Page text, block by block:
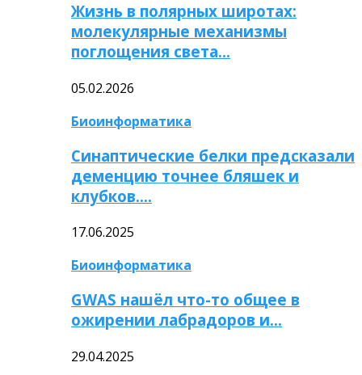
Жизнь в полярных широтах:
молекулярные механизмы
поглощения света…
05.02.2026
Биоинформатика
Синаптические белки предсказали
деменцию точнее бляшек и
клубков….
17.06.2025
Биоинформатика
GWAS нашёл что-то общее в
ожирении лабрадоров и…
29.04.2025